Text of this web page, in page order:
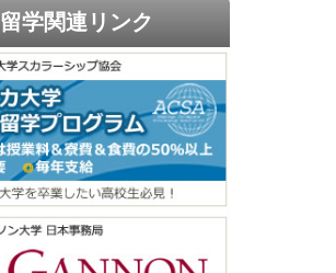
留学関連リンク